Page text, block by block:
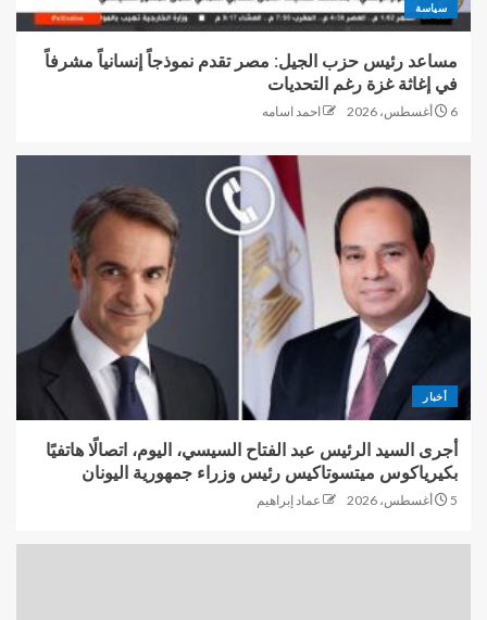
سياسة
مساعد رئيس حزب الجيل: مصر تقدم نموذجاً إنسانياً مشرفاً
في إغاثة غزة رغم التحديات
6 أغسطس، 2026 احمد اسامه
أخبار
أجرى السيد الرئيس عبد الفتاح السيسي، اليوم، اتصالًا هاتفيًا
بكيرياكوس ميتسوتاكيس رئيس وزراء جمهورية اليونان
5 أغسطس، 2026 عماد إبراهيم